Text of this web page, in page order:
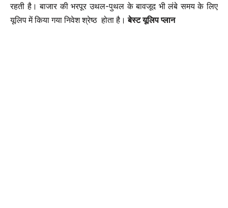
रहती है। बाजार की भरपूर उथल-पुथल के बावजूद भी लंबे समय के लिए
यूलिप में किया गया निवेश श्रेष्ठ होता है।बेस्ट यूलिप प्लान